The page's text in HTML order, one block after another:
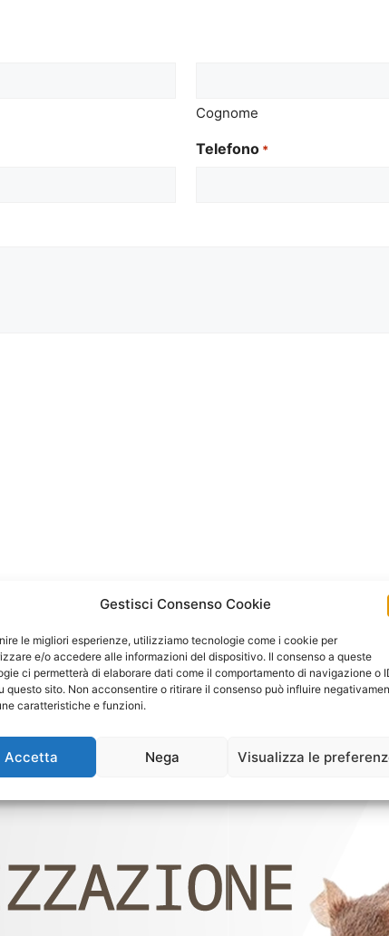
Gestisci Consenso Cookie
le migliori esperienze, utilizziamo tecnologie come i cookie per
e/o accedere alle informazioni del dispositivo. Il consenso a queste
ci permetterà di elaborare dati come il comportamento di navigazione o
questo sito. Non acconsentire o ritirare il consenso può influire
caratteristiche e funzioni.
Accetta Nega Visualizza le
Cognome
Telefono *